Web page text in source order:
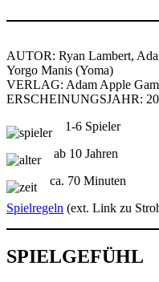
AUTOR: Ryan Lambert,
Yorgo Manis (Yoma)
VERLAG: Adam Apple
ERSCHEINUNGSJAHR:
1-6 Spieler
ab 10 Jahren
ca. 70 Minuten
Spielregeln (ext. Link zu
SPIELGEFÜHL